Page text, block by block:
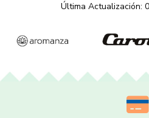
Última Actualización: